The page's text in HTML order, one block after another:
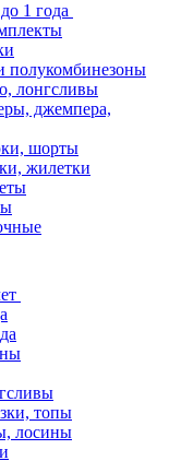
1 года
полукомбинезоны
лонгсливы
джемпера,
шорты
жилетки
топы
лосины